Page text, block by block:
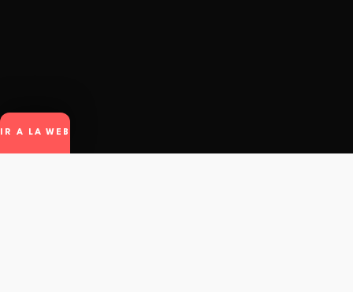
IR A LA WEB